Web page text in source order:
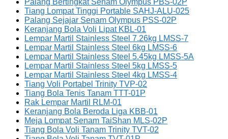
Palang Bertingkat Senam Olympus PBS-02P
Tiang Lompat Tinggi Portable SAHJ-ALU-025
Palang Sejajar Senam Olympus PSS-02P
Keranjang Bola Voli Lipat KBL-01
Lempar Martil Stainless Steel 7.26kg LMSS-7
Lempar Martil Stainless Steel 6kg LMSS-6
Lempar Martil Stainless Steel 5.45kg LMSS-5A
Lempar Martil Stainless Steel 5kg LMSS-5
Lempar Martil Stainless Steel 4kg LMSS-4
Tiang Voli Portabel Trinity TVP-02
Tiang Bola Tenis Tanam TTT-01P
Rak Lempar Martil RLM-01
Keranjang Bola Beroda Liga KBB-01
Meja Lompat Senam TaiShan MLS-02P
Tiang Bola Voli Tanam Trinity TVT-02